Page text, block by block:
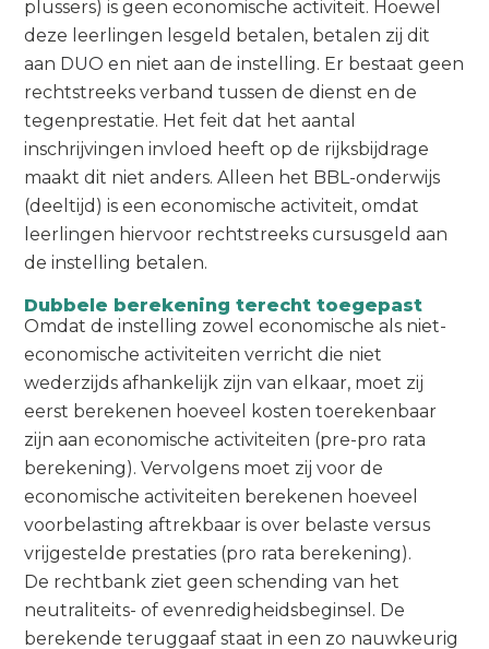
plussers) is geen economische activiteit. Hoewel
deze leerlingen lesgeld betalen, betalen zij dit
aan DUO en niet aan de instelling. Er bestaat geen
rechtstreeks verband tussen de dienst en de
tegenprestatie. Het feit dat het aantal
inschrijvingen invloed heeft op de rijksbijdrage
maakt dit niet anders. Alleen het BBL-onderwijs
(deeltijd) is een economische activiteit, omdat
leerlingen hiervoor rechtstreeks cursusgeld aan
de instelling betalen.
Dubbele berekening terecht toegepast
Omdat de instelling zowel economische als niet-
economische activiteiten verricht die niet
wederzijds afhankelijk zijn van elkaar, moet zij
eerst berekenen hoeveel kosten toerekenbaar
zijn aan economische activiteiten (pre-pro rata
berekening). Vervolgens moet zij voor de
economische activiteiten berekenen hoeveel
voorbelasting aftrekbaar is over belaste versus
vrijgestelde prestaties (pro rata berekening).
De rechtbank ziet geen schending van het
neutraliteits- of evenredigheidsbeginsel. De
berekende teruggaaf staat in een zo nauwkeurig